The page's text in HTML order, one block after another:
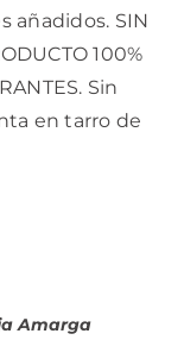
añadidos. SIN
100%
Sin
en tarro de
Amarga